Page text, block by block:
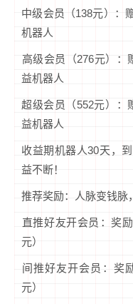
中级会员（138元）‌：
机器人
高级会员（276元）：
益机器人
超级会员（552元）‌：
益机器人
收益期机器人30天‌，
益不断！
推荐奖励：人脉变钱脉
直推好友开会员‌：奖
元）
间推好友开会员‌：奖
元）